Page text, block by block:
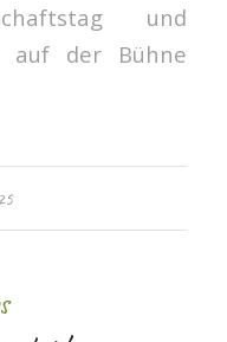
und
auf der Bühne